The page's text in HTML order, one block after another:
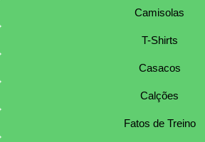
Camisolas
T-Shirts
Casacos
Calções
Fatos de Treino